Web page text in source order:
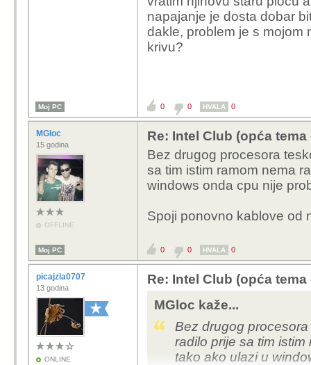
napajanje je dosta dobar
dakle, problem je s mojom
krivu?
Moj PC 0 0 HVALA 0
MGloc
15 godina
OFFLINE
Re: Intel Club (opća
Bez drugog procesora
sa tim istim ramom nema
windows onda cpu nije
Spoji ponovno kablove od
Moj PC 0 0 HVALA 0
picajzla0707
13 godina
ONLINE
Re: Intel Club (opća
MGloc kaže...
Bez drugog
radilo prije sa tim
tako ako ulazi u